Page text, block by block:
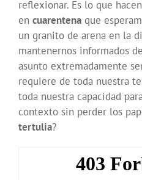
reflexionar. Es lo que
en cuarentena que
un granito de arena en la
mantenernos informados
asunto extremadamente
requiere de toda nuestra
toda nuestra capacidad
contexto sin perder los
tertulia?